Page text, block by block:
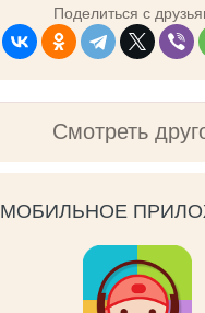
Поделиться с
Смотреть
МОБИЛЬНОЕ